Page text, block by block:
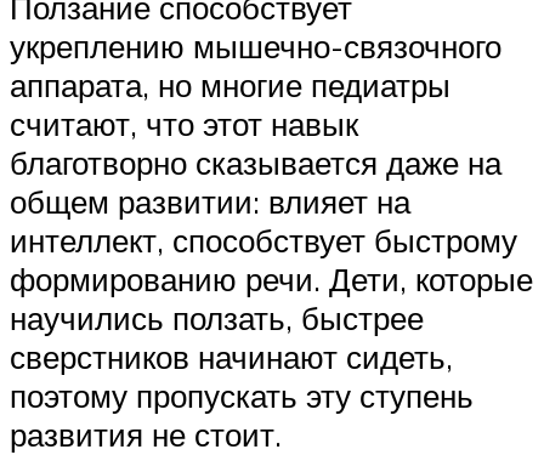
укреплению мышечно-связочного
аппарата, но многие педиатры
считают, что этот навык
благотворно сказывается даже на
общем развитии: влияет на
интеллект, способствует быстрому
формированию речи. Дети, которые
научились ползать, быстрее
сверстников начинают сидеть,
поэтому пропускать эту ступень
развития не стоит.